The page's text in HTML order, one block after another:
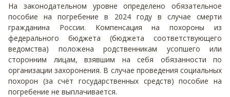
На законодательном уровне определено обязательное
пособие на погребение в 2024 году в случае смерти
гражданина России. Компенсация на похороны из
федерального бюджета (бюджета соответствующего
ведомства) положена родственникам усопшего или
сторонним лицам, взявшим на себя обязанности по
организации захоронения. В случае проведения социальных
похорон (за счёт государственных средств) пособие на
погребение не выплачивается.